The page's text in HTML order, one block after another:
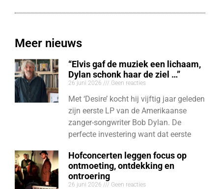
Meer nieuws
“Elvis gaf de muziek een lichaam,
Dylan schonk haar de ziel …”
26 juni 2026 Geen reacties
Met ‘Desire’ kocht hij vijftig jaar geleden
zijn eerste LP van de Amerikaanse
zanger-songwriter Bob Dylan. De
perfecte investering want dat eerste
Hofconcerten leggen focus op
ontmoeting, ontdekking en
ontroering
26 juni 2026 Geen reacties